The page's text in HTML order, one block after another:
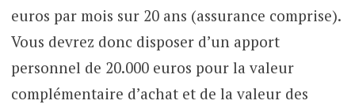
euros par mois sur 20 ans (assurance comprise).
Vous devrez donc disposer d’un apport
personnel de 20.000 euros pour la valeur
complémentaire d’achat et de la valeur des